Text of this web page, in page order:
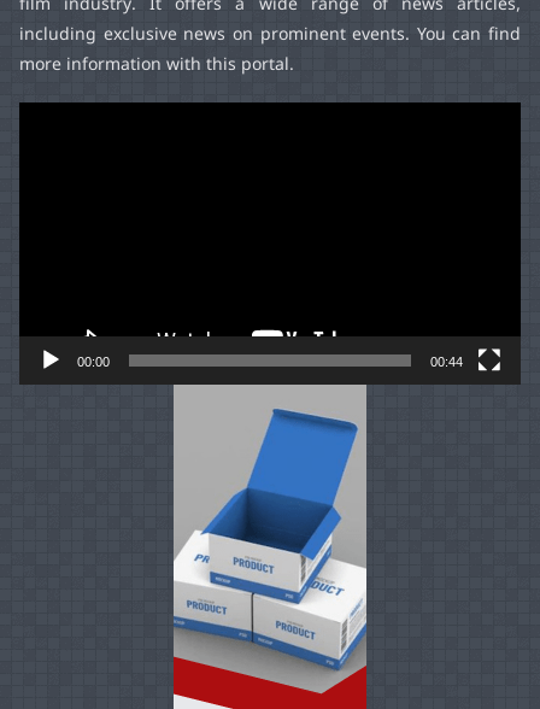
film industry. It offers a wide range of news articles,
including exclusive news on prominent events. You can find
more information with this portal.
00:00 00:44